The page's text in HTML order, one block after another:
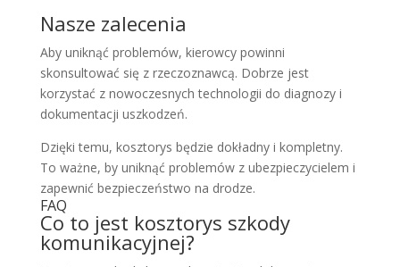
Nasze zalecenia
Aby uniknąć problemów, kierowcy powinni
skonsultować się z rzeczoznawcą. Dobrze jest
korzystać z nowoczesnych technologii do diagnozy i
dokumentacji uszkodzeń.
Dzięki temu, kosztorys będzie dokładny i kompletny.
To ważne, by uniknąć problemów z ubezpieczycielem i
zapewnić bezpieczeństwo na drodze.
FAQ
Co to jest kosztorys szkody
komunikacyjnej?